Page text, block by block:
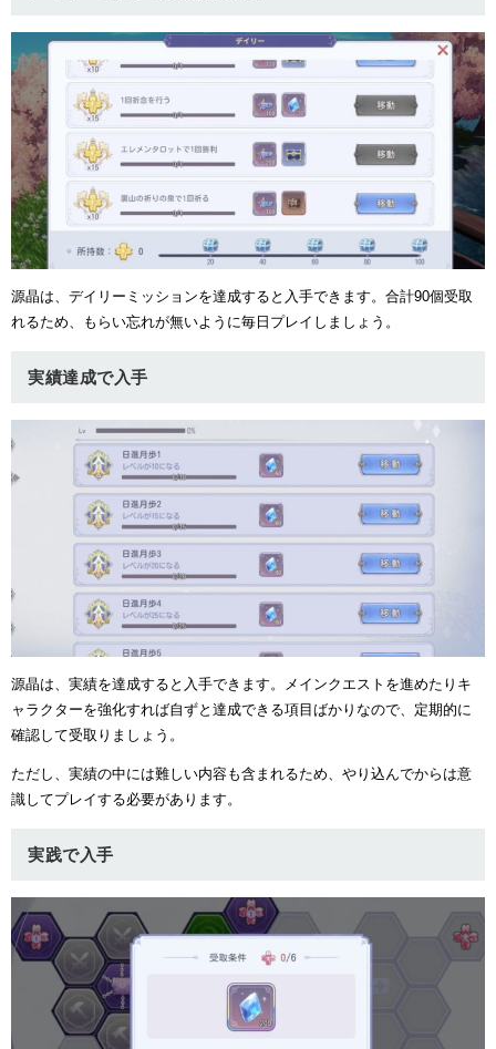
源晶は、デイリーミッションを達成すると入手できます。合計90個受取
れるため、もらい忘れが無いように毎日プレイしましょう。
実績達成で入手
源晶は、実績を達成すると入手できます。メインクエストを進めたりキ
ャラクターを強化すれば自ずと達成できる項目ばかりなので、定期的に
確認して受取りましょう。
ただし、実績の中には難しい内容も含まれるため、やり込んでからは意
識してプレイする必要があります。
実践で入手